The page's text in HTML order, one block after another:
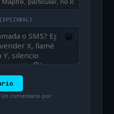
(OPCIONAL)
😀
Un comentario por